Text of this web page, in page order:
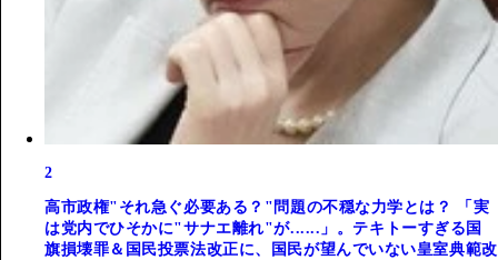
2
高市政権"それ急ぐ必要ある？"問題の不穏な力学とは？ 「実
は党内でひそかに"サナエ離れ"が......」。テキトーすぎる国
旗損壊罪＆国民投票法改正に、国民が望んでいない皇室典範改